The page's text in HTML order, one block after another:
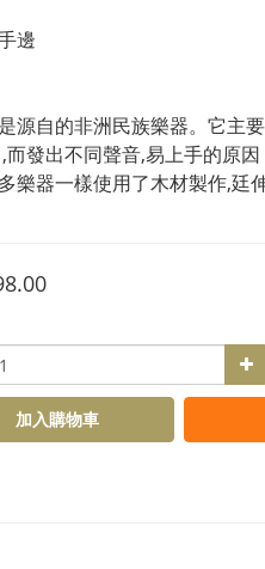
邊
源自的非洲民族樂器。它主
而發出不同聲音,易上手的原
樂器一樣使用了木材製作,廷
加入購物車